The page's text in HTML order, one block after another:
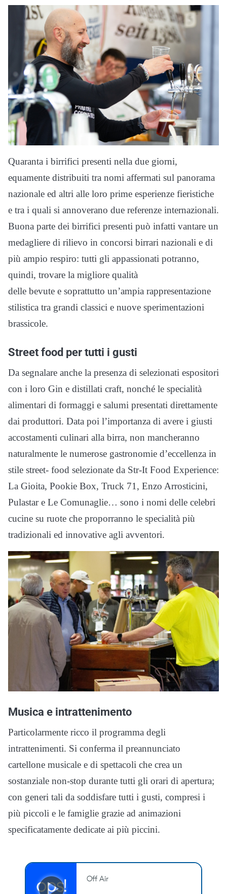
Quaranta i birrifici presenti nella due giorni,
equamente distribuiti tra nomi affermati sul panorama
nazionale ed altri alle loro prime esperienze fieristiche
e tra i quali si annoverano due referenze internazionali.
Buona parte dei birrifici presenti può infatti vantare un
medagliere di rilievo in concorsi birrari nazionali e di
più ampio respiro: tutti gli appassionati potranno,
quindi, trovare la migliore qualità
delle bevute e soprattutto un’ampia rappresentazione
stilistica tra grandi classici e nuove sperimentazioni
brassicole.
Street food per tutti i gusti
Da segnalare anche la presenza di selezionati espositori
con i loro Gin e distillati craft, nonché le specialità
alimentari di formaggi e salumi presentati direttamente
dai produttori. Data poi l’importanza di avere i giusti
accostamenti culinari alla birra, non mancheranno
naturalmente le numerose gastronomie d’eccellenza in
stile street- food selezionate da Str-It Food Experience:
La Gioita, Pookie Box, Truck 71, Enzo Arrosticini,
Pulastar e Le Comunaglie… sono i nomi delle celebri
cucine su ruote che proporranno le specialità più
tradizionali ed innovative agli avventori.
Musica e intrattenimento
Particolarmente ricco il programma degli
intrattenimenti. Si conferma il preannunciato
cartellone musicale e di spettacoli che crea un
sostanziale non-stop durante tutti gli orari di apertura;
con generi tali da soddisfare tutti i gusti, compresi i
più piccoli e le famiglie grazie ad animazioni
specificatamente dedicate ai più piccini.